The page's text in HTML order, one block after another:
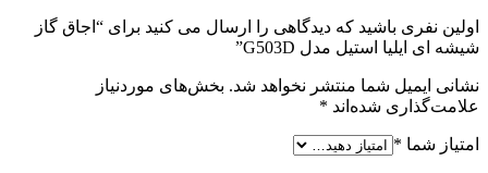
اولین نفری باشید که دیدگاهی را ارسال می کنید برای “اجاق گاز
شیشه ای ایلیا استیل مدل G503D”
نشانی ایمیل شما منتشر نخواهد شد. بخش‌های موردنیاز
علامت‌گذاری شده‌اند *
امتیاز شما *